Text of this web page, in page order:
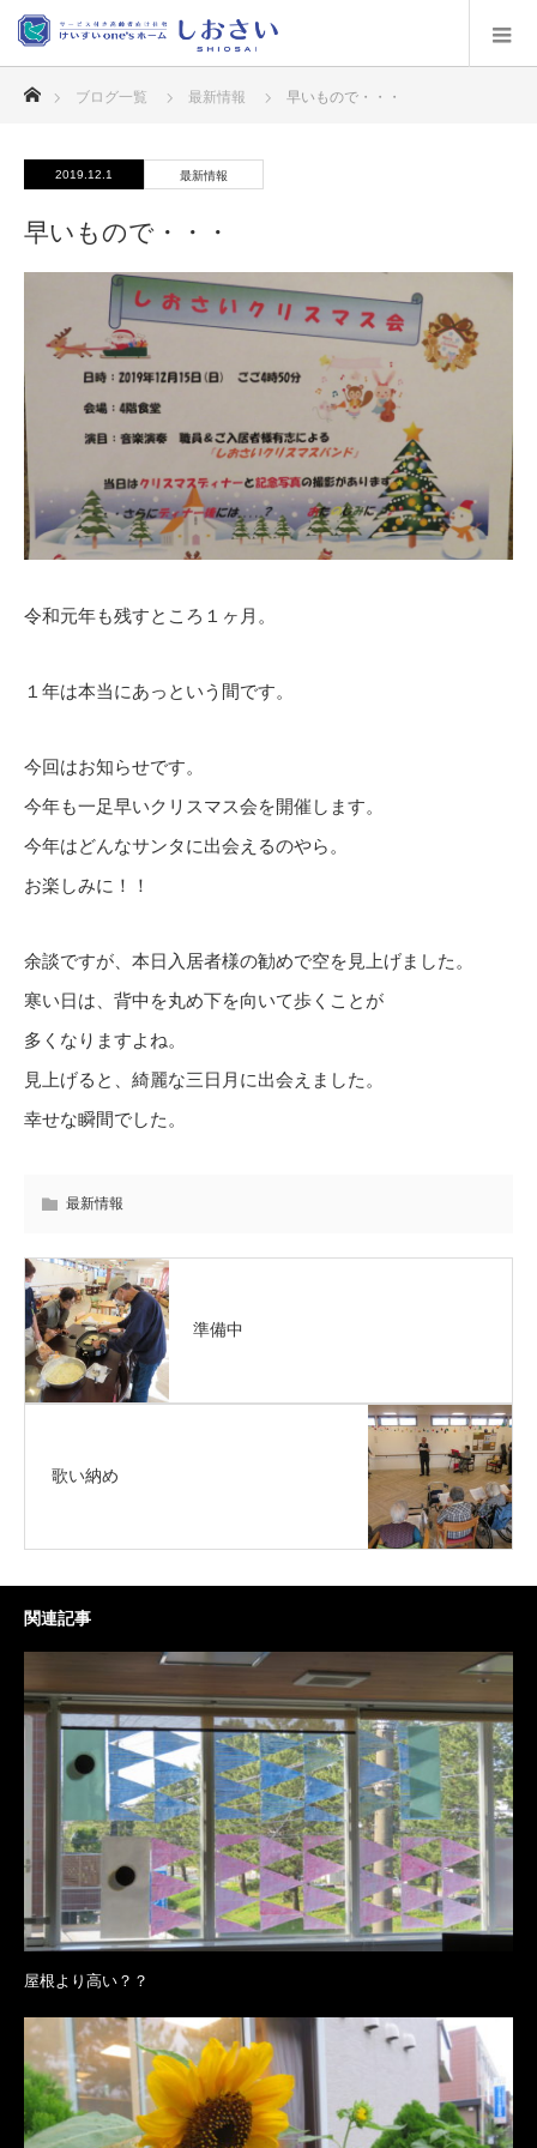
ブログ一覧 最新情報 早いもので・・・
2019.12.1 最新情報
早いもので・・・
令和元年も残すところ１ヶ月。
１年は本当にあっという間です。
今回はお知らせです。
今年も一足早いクリスマス会を開催します。
今年はどんなサンタに出会えるのやら。
お楽しみに！！
余談ですが、本日入居者様の勧めで空を見上げました。
寒い日は、背中を丸め下を向いて歩くことが
多くなりますよね。
見上げると、綺麗な三日月に出会えました。
幸せな瞬間でした。
最新情報
準備中
歌い納め
関連記事
屋根より高い？？